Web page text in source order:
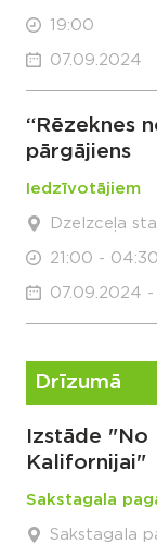
19:00
07.09.2024
“Rēzeknes
pārgājiens
Iedzīvotājiem
Dzelzceļa
21:00 - 04:30
07.09.2024
Drīzumā
Izstāde
Kalifornijai"
Sakstagala
Sakstagala